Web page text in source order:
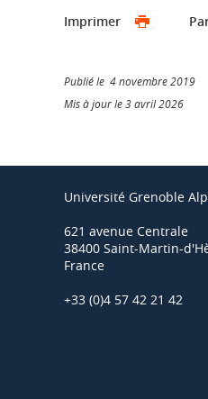
Imprimer
Publié le 4 novembre 2019
Mis à jour le 3 avril 2026
Université Grenoble
621 avenue Centrale
38400 Saint-Martin-
France
+33 (0)4 57 42 21 42